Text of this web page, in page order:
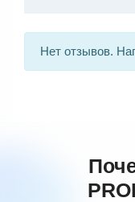
Нет отзывов.